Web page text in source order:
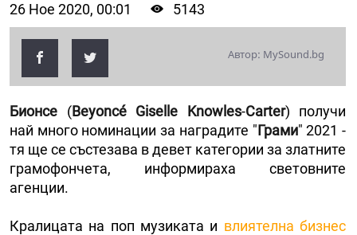
26 Ное 2020, 00:01 5143
Автор: MySound.bg
Бионсе (Beyoncé Giselle Knowles-Carter) получи
най много номинации за наградите "Грами" 2021 -
тя ще се състезава в девет категории за златните
грамофончета, информираха световните
агенции.
Кралицата на поп музиката и влиятелна бизнес